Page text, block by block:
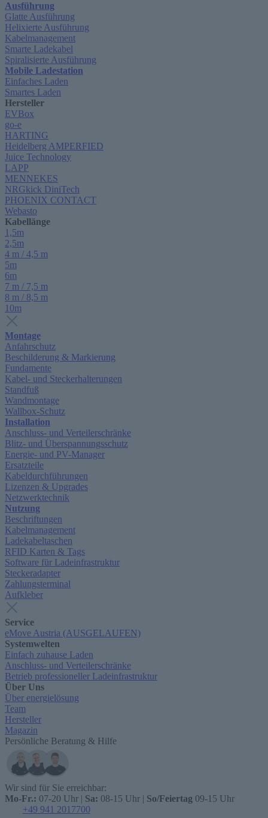
Ausführung
Glatte Ausführung
Helixierte Ausführung
Kabelmanagement
Smarte Ladekabel
Spiralisierte Ausführung
Mobile Ladestation
Einfaches Laden
Smartes Laden
Hersteller
EVBox
go-e
HARTING
Heidelberg AMPERFIED
Juice Technology
LAPP
MENNEKES
NRGkick DiniTech
PHOENIX CONTACT
Webasto
Kabellänge
1,5m
2,5m
4 m / 4,5 m
5m
6m
7 m / 7,5 m
8 m / 8,5 m
10m
Montage
Anfahrschutz
Beschilderung & Markierung
Fundamente
Kabel- und Steckerhalterungen
Standfuß
Wandmontage
Wallbox-Schutz
Installation
Anschluss- und Verteilerschränke
Blitz- und Überspannungsschutz
Energie- und PV-Manager
Ersatzteile
Kabeldurchführungen
Lizenzen & Upgrades
Netzwerktechnik
Nutzung
Beschriftungen
Kabelmanagement
Ladekabeltaschen
RFID Karten & Tags
Software für Ladeinfrastruktur
Steckeradapter
Zahlungsterminal
Aufkleber
Service
eMove Austria (AUSGELAUFEN)
Systemwelten
Einfach zuhause Laden
Anschluss- und Verteilerschränke
Betrieb professioneller Ladeinfrastruktur
Über Uns
Über energielösung
Team
Hersteller
Magazin
Persönliche Beratung & Hilfe
Wir sind für Sie erreichbar:
Mo-Fr.: 07-20 Uhr | Sa: 08-15 Uhr | So/Feiertag 09-15 Uhr
+49 941 2017700